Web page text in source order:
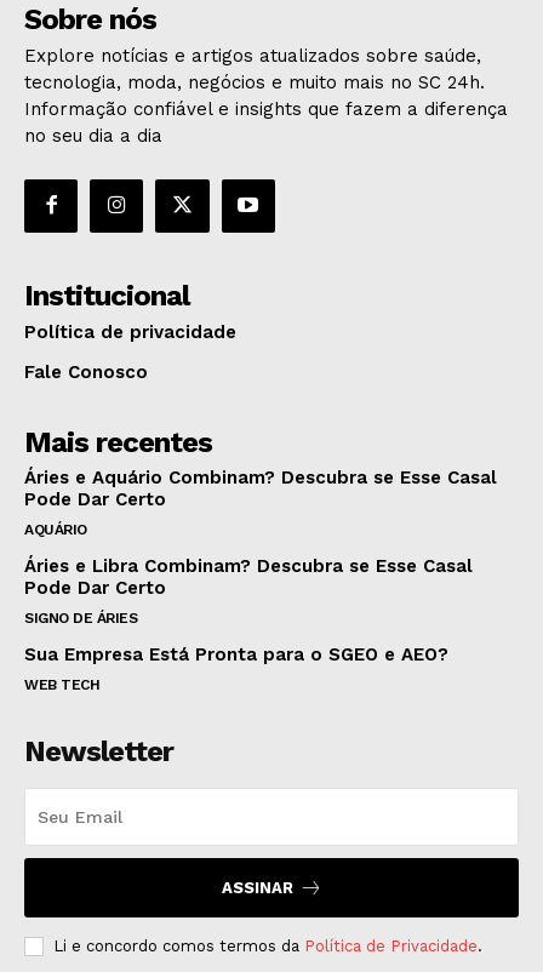
Sobre nós
Explore notícias e artigos atualizados sobre saúde,
tecnologia, moda, negócios e muito mais no SC 24h.
Informação confiável e insights que fazem a diferença
no seu dia a dia
Institucional
Política de privacidade
Fale Conosco
Mais recentes
Áries e Aquário Combinam? Descubra se Esse Casal
Pode Dar Certo
AQUÁRIO
Áries e Libra Combinam? Descubra se Esse Casal
Pode Dar Certo
SIGNO DE ÁRIES
Sua Empresa Está Pronta para o SGEO e AEO?
WEB TECH
Newsletter
ASSINAR
Li e concordo comos termos da Política de Privacidade.